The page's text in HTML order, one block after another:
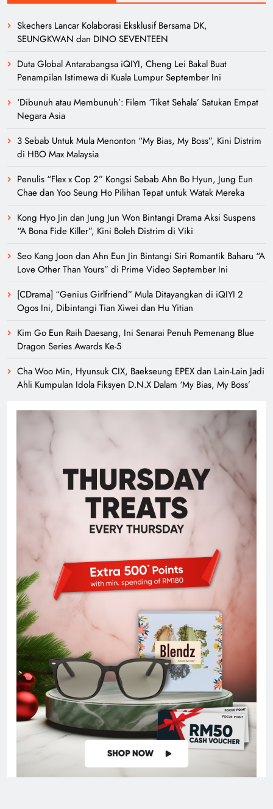
Skechers Lancar Kolaborasi Eksklusif Bersama DK,
SEUNGKWAN dan DINO SEVENTEEN
Duta Global Antarabangsa iQIYI, Cheng Lei Bakal Buat
Penampilan Istimewa di Kuala Lumpur September Ini
‘Dibunuh atau Membunuh’: Filem ‘Tiket Sehala’ Satukan Empat
Negara Asia
3 Sebab Untuk Mula Menonton “My Bias, My Boss”, Kini Distrim
di HBO Max Malaysia
Penulis “Flex x Cop 2” Kongsi Sebab Ahn Bo Hyun, Jung Eun
Chae dan Yoo Seung Ho Pilihan Tepat untuk Watak Mereka
Kong Hyo Jin dan Jung Jun Won Bintangi Drama Aksi Suspens
“A Bona Fide Killer”, Kini Boleh Distrim di Viki
Seo Kang Joon dan Ahn Eun Jin Bintangi Siri Romantik Baharu “A
Love Other Than Yours” di Prime Video September Ini
[CDrama] “Genius Girlfriend” Mula Ditayangkan di iQIYI 2
Ogos Ini, Dibintangi Tian Xiwei dan Hu Yitian
Kim Go Eun Raih Daesang, Ini Senarai Penuh Pemenang Blue
Dragon Series Awards Ke-5
Cha Woo Min, Hyunsuk CIX, Baekseung EPEX dan Lain-Lain Jadi
Ahli Kumpulan Idola Fiksyen D.N.X Dalam ‘My Bias, My Boss’